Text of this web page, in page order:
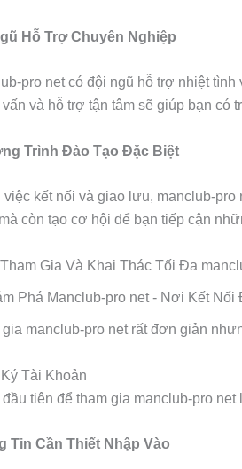
Hỗ Trợ Chuyên Nghiệp
pro net có đội ngũ hỗ trợ nhiệt
và hỗ trợ tận tâm sẽ giúp bạn có
Trình Đào Tạo Đặc Biệt
việc kết nối và giao lưu, manclub-
còn tạo cơ hội để bạn tiếp cận
Gia Và Khai Thác Tối Đa
manclub-pro net rất đơn giản
Tài Khoản
tiên để tham gia manclub-pro
Tin Cần Thiết Nhập Vào